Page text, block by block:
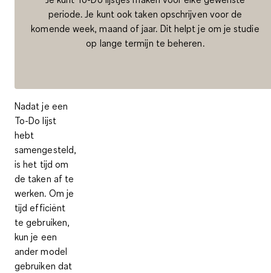
periode. Je kunt ook taken opschrijven voor de
komende week, maand of jaar. Dit helpt je om je studie
op lange termijn te beheren.
Nadat je een
To-Do lijst
hebt
samengesteld,
is het tijd om
de taken af te
werken. Om je
tijd efficiënt
te gebruiken,
kun je een
ander model
gebruiken dat